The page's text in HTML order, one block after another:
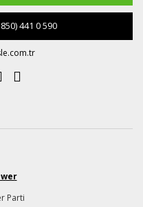
441 0 590
Parti